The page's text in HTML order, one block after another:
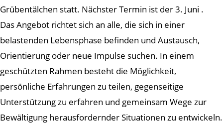
Grübentälchen statt. Nächster Termin ist der 3. Juni .
Das Angebot richtet sich an alle, die sich in einer
belastenden Lebensphase befinden und Austausch,
Orientierung oder neue Impulse suchen. In einem
geschützten Rahmen besteht die Möglichkeit,
persönliche Erfahrungen zu teilen, gegenseitige
Unterstützung zu erfahren und gemeinsam Wege zur
Bewältigung herausfordernder Situationen zu entwickeln.